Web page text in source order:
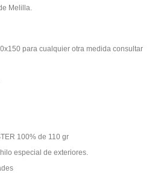
Melilla.
para cualquier otra medida consultar
100% de 110 gr
especial de exteriores.